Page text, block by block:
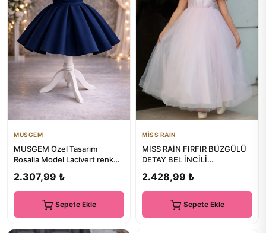
MUSGEM
MUSGEM Özel Tasarım
Rosalia Model Lacivert renk
K...
2.307,99 ₺
Sepete Ekle
MİSS RAİN
MİSS RAİN FIRFIR BÜZGÜLÜ
DETAY BEL İNCİLİ
ÇOCUK ABİYE ELBİSE
2.428,99 ₺
Sepete Ekle